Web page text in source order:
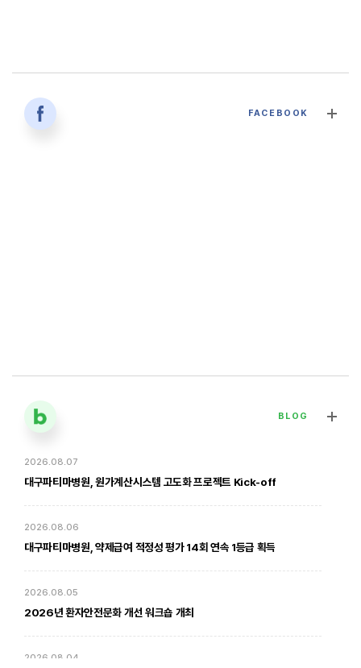
[대구파티마병원] 심장혈관흉부외과 김병호 의무원장 인터뷰 | 진료·
전문분야 이야기
2026. 01. 20
FACEBOOK
BLOG
2026.08.07
대구파티마병원, 원가계산시스템 고도화 프로젝트 Kick-off
2026.08.06
대구파티마병원, 약제급여 적정성 평가 14회 연속 1등급 획득
2026.08.05
2026년 환자안전문화 개선 워크숍 개최
2026.08.04